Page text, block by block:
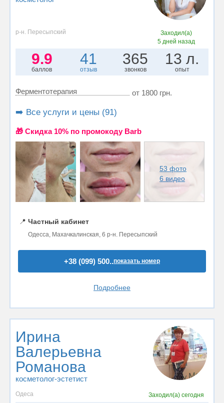
р-н. Пересыпский
Заходил(а)
5 дней назад
9.9
баллов
41
отзыв
365
звонков
13 л.
опыт
Ферментотерапия от 1800 грн.
➡️ Все услуги и цены (91)
🎁 Cкидка 10% по промокоду Barb
53 фото
6 видео
📍 Частный кабинет
Одесса, Махачкалинская, 6 р-н. Пересыпский
+38 (099) 500..показать номер
Подробнее
Ирина
Валерьевна
Романова
косметолог-эстетист
Одеса Заходил(а)сегодня